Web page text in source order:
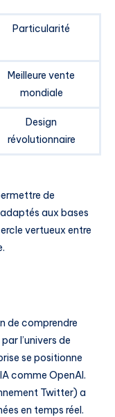
Particularité
Meilleure vente
mondiale
Design
révolutionnaire
de
aux bases
vertueux entre
de comprendre
l’univers de
se positionne
comme OpenAI.
Twitter) a
en temps réel.